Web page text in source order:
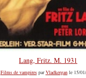
Lang, Fritz. M. 1931
Films de vampiresparVladkerganle 15/